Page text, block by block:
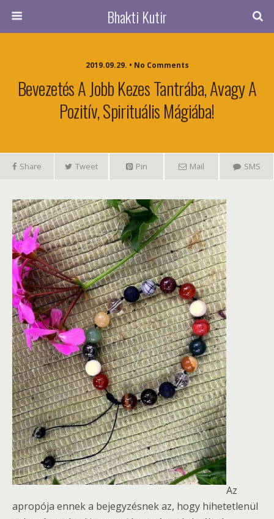
Bhakti Kutir
2019.09.29. • No Comments
Bevezetés A Jobb Kezes Tantrába, Avagy A
Pozitív, Spirituális Mágiába!
Share Tweet Pin Mail SMS
Az
apropója ennek a bejegyzésnek az, hogy hihetetlenül